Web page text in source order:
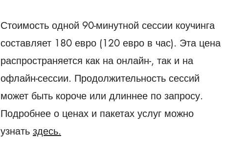
Стоимость одной 90-минутной сессии коучинга
составляет 180 евро (120 евро в час). Эта цена
распространяется как на онлайн-, так и на
офлайн-сессии. Продолжительность сессий
может быть короче или длиннее по запросу.
Подробнее о ценах и пакетах услуг можно
узнать здесь.